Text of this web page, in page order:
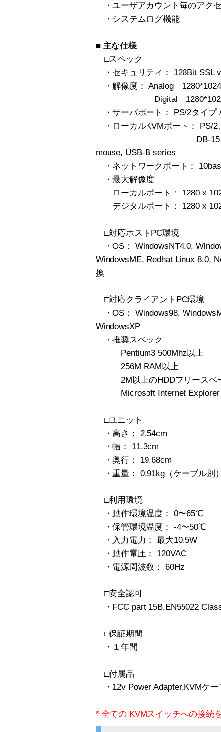
・ユーザアカウント毎のアク
・システムログ機能
■ 主な仕様
□スペック
・セキュリティ： 128Bit SSL
・解像度： Analog
Digital
・サーバポート： PS/2タイプ
・ローカルKVMポート： PS/2
DB-15 Video出力
mouse, USB-B series
・ネットワークポート：
・最大解像度
ローカルポート： 1280 x
デジタルポート： 1280 x
□対応ホストPC環境
・OS： WindowsNT4.0,
WindowsME, Redhat Linux 8.0,
換
□対応クライアントPC環境
・OS： Windows98,
WindowsXP
・推奨スペック
Pentium3 500Mhz以上
256M RAM以上
2M以上のHDDフリースペ
Microsoft Internet Explorer
□ユニット
・高さ： 2.54cm
・幅： 11.3cm
・奥行： 19.68cm
・重量： 0.91kg（ケーブル別
□利用環境
・動作環境温度： 0〜65℃
・保管環境温度： -4〜50℃
・入力電力： 最大10.5W
・動作電圧： 120VAC
・電源周波数： 60Hz
□安全認可
・FCC part 15B,EN55022
□保証期間
・１年間
□付属品
・12v Power Adapter,KVMケ
* 全ての KVMスイッチへの接続